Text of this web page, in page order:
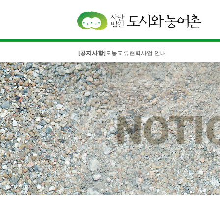
[공지사항] 도농교류협력사업 안내